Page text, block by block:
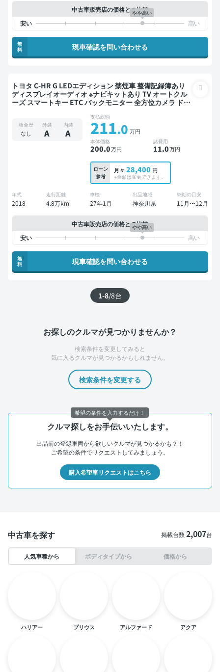
中古車販売店の価格との比較
やや高い
無
料
現車確認を問い合わせる
トヨタ C-HR G LEDエディション 禁煙車 整備記録簿あり
ディスプレイオーディオ ※ナビキットあり TV オートクル
ーズ スマートキー ETC バックモニター 全方位カメラ ドラ
板金歴
なし
外装
A
内装
A
支払総額
211.0 万円
本体価格
200.0万円
諸費用
11.0万円
ローン
参考
月々 28,400 円
※金額は変更できます。
年式
2018
走行距離
4.8万km
車検
27年1月
出品地域
神奈川県
納期の目安
11月〜12月
中古車販売店の価格との比較
やや高い
無
料
現車確認を問い合わせる
1-8/8台
お探しのクルマが見つかりませんか？
検索条件を変更してみると
気に入るクルマが見つかるかもしれません。
検索条件を変更する
クルマ探しをお手伝いいたします。
出品前の登録車両から欲しいクルマが見つかるかも？！
ご希望の条件でリクエストしてみましょう。
購入希望車リクエストはこちら
中古車を探す 掲載台数2,007台
人気車種から ボディタイプから 価格から
ハリアー プリウス アルファード アクア
希望の条件を入力するだけ！